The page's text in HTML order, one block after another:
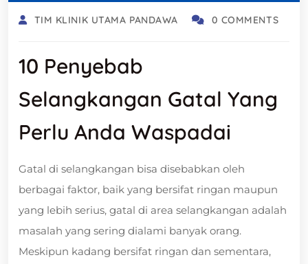
TIM KLINIK UTAMA PANDAWA 0 COMMENTS
10 Penyebab
Selangkangan Gatal Yang
Perlu Anda Waspadai
Gatal di selangkangan bisa disebabkan oleh
berbagai faktor, baik yang bersifat ringan maupun
yang lebih serius, gatal di area selangkangan adalah
masalah yang sering dialami banyak orang.
Meskipun kadang bersifat ringan dan sementara,